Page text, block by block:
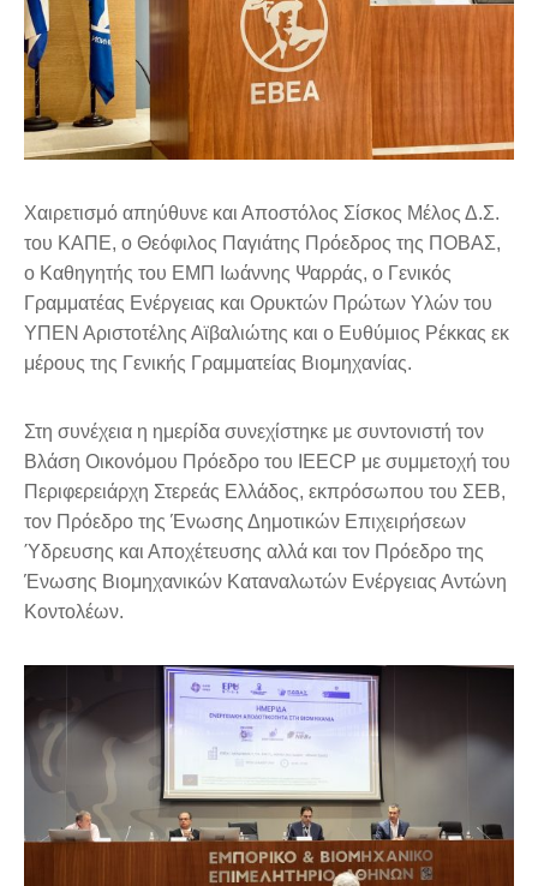
Χαιρετισμό απηύθυνε και Αποστόλος Σίσκος Μέλος Δ.Σ.
του ΚΑΠΕ, ο Θεόφιλος Παγιάτης Πρόεδρος της ΠΟΒΑΣ,
ο Καθηγητής του ΕΜΠ Ιωάννης Ψαρράς, ο Γενικός
Γραμματέας Ενέργειας και Ορυκτών Πρώτων Υλών του
ΥΠΕΝ Αριστοτέλης Αϊβαλιώτης και ο Ευθύμιος Ρέκκας εκ
μέρους της Γενικής Γραμματείας Βιομηχανίας.
Στη συνέχεια η ημερίδα συνεχίστηκε με συντονιστή τον
Βλάση Οικονόμου Πρόεδρο του IEECP με συμμετοχή του
Περιφερειάρχη Στερεάς Ελλάδος, εκπρόσωπου του ΣΕΒ,
τον Πρόεδρο της Ένωσης Δημοτικών Επιχειρήσεων
Ύδρευσης και Αποχέτευσης αλλά και τον Πρόεδρο της
Ένωσης Βιομηχανικών Καταναλωτών Ενέργειας Αντώνη
Κοντολέων.